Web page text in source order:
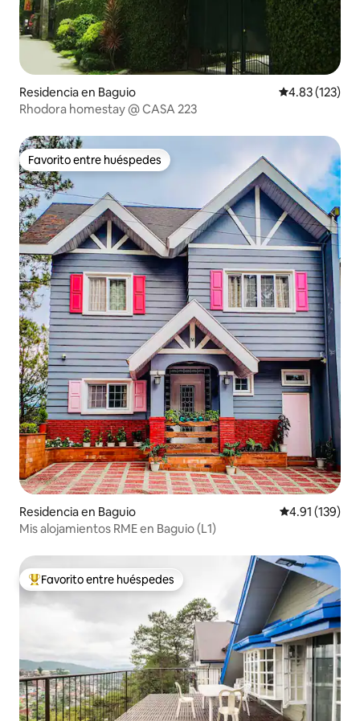
Residencia en Baguio Calificación
4.83 (123)
Rhodora homestay @ CASA 223
Favorito entre huéspedes
Favorito entre huéspedes
Residencia en Baguio Calificación
4.91 (139)
Mis alojamientos RME en Baguio (L1)
De los mejores en Favorito entre huéspedes
Favorito entre huéspedes